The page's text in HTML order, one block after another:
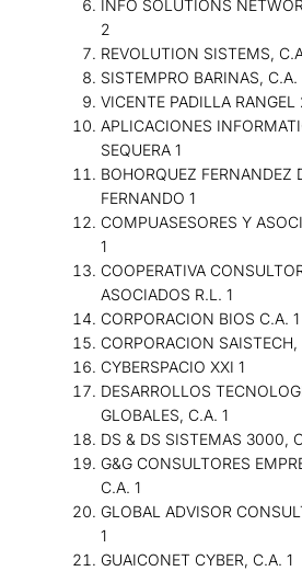
INFO SOLUTIONS
2
REVOLUTION SISTEMS,
SISTEMPRO BARINAS, C.A.
VICENTE PADILLA RANGEL
APLICACIONES
SEQUERA 1
BOHORQUEZ FERNANDEZ
FERNANDO 1
COMPUASESORES Y
1
COOPERATIVA
ASOCIADOS R.L. 1
CORPORACION BIOS C.A. 1
CORPORACION SAISTECH,
CYBERSPACIO XXI 1
DESARROLLOS
GLOBALES, C.A. 1
DS & DS SISTEMAS 3000,
G&G CONSULTORES
C.A. 1
GLOBAL ADVISOR
1
GUAICONET CYBER, C.A. 1